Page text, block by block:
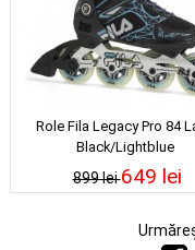
Role Fila Legacy Pro 84
Black/Lightblue
899 lei649 lei